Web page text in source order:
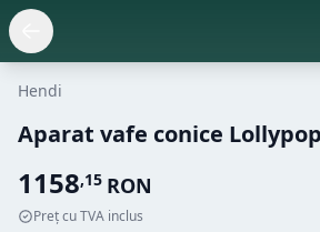
Hendi
Aparat vafe conice
1158,15 RON
Preț cu TVA inclus